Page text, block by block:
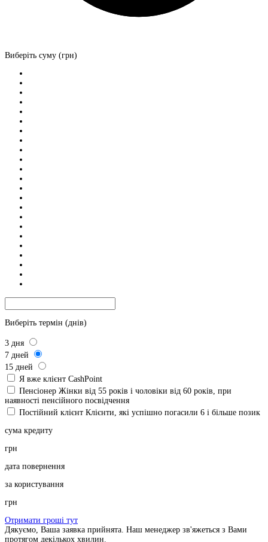
Виберіть суму (грн)
Виберіть термін (днів)
3 дня
7 дней
15 дней
Я вже клієнт CashPoint
Пенсіонер Жінки від 55 років і чоловіки від 60 років, при
наявності пенсійного посвідчення
Постійний клієнт Клієнти, які успішно погасили 6 і більше позик
сума кредиту
грн
дата повернення
за користування
грн
Отримати гроші тут
Дякуємо, Ваша заявка прийнята. Наш менеджер зв'яжеться з Вами
протягом декількох хвилин.